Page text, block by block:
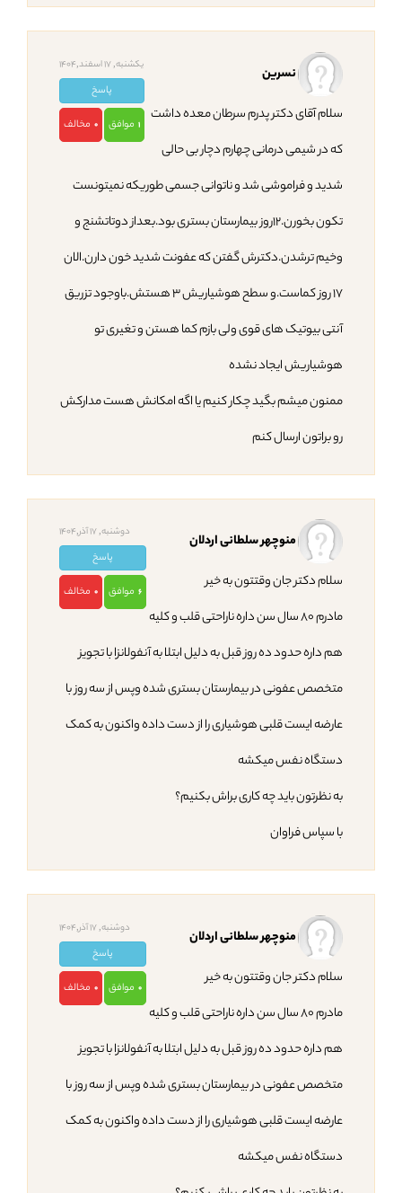
یکشنبه, 17 اسفند,1404
پاسخ
1 موافق 0 مخالف
نسرین
سلام آقای دکتر پدرم سرطان معده داشت
که در شیمی درمانی چهارم دچار بی حالی
شدید و فراموشی شد و ناتوانی جسمی طوریکه نمیتونست
تکون بخورن.۱۲روز بیمارستان بستری بود.بعداز دوتاتشنج و
وخیم ترشدن.دکترش گفتن که عفونت شدید خون دارن.الان
۱۷ روز کماست.و سطح هوشیاریش ۳ هستش.باوجود تزریق
آنتی بیوتیک های قوی ولی بازم کما هستن و تغیری تو
هوشیاریش ایجاد نشده
ممنون میشم بگید چکار کنیم یا اگه امکانش هست مدارکش
رو براتون ارسال کنم
دوشنبه, 17 آذر,1404
پاسخ
6 موافق 0 مخالف
منوچهر سلطانی اردلان
سلام دکتر جان وقتتون به خیر
مادرم ۸۰ سال سن داره ناراحتی قلب و کلیه
هم داره حدود ده روز قبل به دلیل ابتلا به آنفولانزا با تجویز
متخصص عفونی در بیمارستان بستری شده وپس از سه روز با
عارضه ایست قلبی هوشیاری را از دست داده واکنون به کمک
دستگاه نفس‌ میکشه
به نظرتون باید چه کاری براش بکنیم؟
با سپاس فراوان
دوشنبه, 17 آذر,1404
پاسخ
0 موافق 0 مخالف
منوچهر سلطانی اردلان
سلام دکتر جان وقتتون به خیر
مادرم ۸۰ سال سن داره ناراحتی قلب و کلیه
هم داره حدود ده روز قبل به دلیل ابتلا به آنفولانزا با تجویز
متخصص عفونی در بیمارستان بستری شده وپس از سه روز با
عارضه ایست قلبی هوشیاری را از دست داده واکنون به کمک
دستگاه نفس‌ میکشه